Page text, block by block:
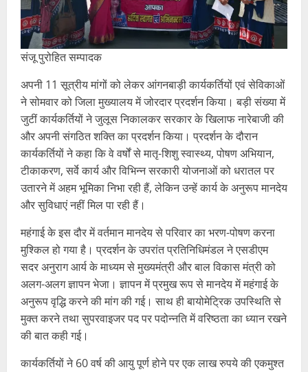
संजू पुरोहित सम्पादक
अपनी 11 सूत्रीय मांगों को लेकर आंगनबाड़ी कार्यकर्तियों एवं सेविकाओं
ने सोमवार को जिला मुख्यालय में जोरदार प्रदर्शन किया। बड़ी संख्या में
जुटीं कार्यकर्तियों ने जुलूस निकालकर सरकार के खिलाफ नारेबाजी की
और अपनी संगठित शक्ति का प्रदर्शन किया। प्रदर्शन के दौरान
कार्यकर्तियों ने कहा कि वे वर्षों से मातृ-शिशु स्वास्थ्य, पोषण अभियान,
टीकाकरण, सर्वे कार्य और विभिन्न सरकारी योजनाओं को धरातल पर
उतारने में अहम भूमिका निभा रही हैं, लेकिन उन्हें कार्य के अनुरूप मानदेय
और सुविधाएं नहीं मिल पा रही हैं।
महंगाई के इस दौर में वर्तमान मानदेय से परिवार का भरण-पोषण करना
मुश्किल हो गया है। प्रदर्शन के उपरांत प्रतिनिधिमंडल ने एसडीएम
सदर अनुराग आर्य के माध्यम से मुख्यमंत्री और बाल विकास मंत्री को
अलग-अलग ज्ञापन भेजा। ज्ञापन में प्रमुख रूप से मानदेय में महंगाई के
अनुरूप वृद्धि करने की मांग की गई। साथ ही बायोमेट्रिक उपस्थिति से
मुक्त करने तथा सुपरवाइजर पद पर पदोन्नति में वरिष्ठता का ध्यान रखने
की बात कही गई।
कार्यकर्तियों ने 60 वर्ष की आयु पूर्ण होने पर एक लाख रुपये की एकमुश्त